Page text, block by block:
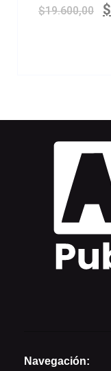
$19.600,00 $
Navegación: